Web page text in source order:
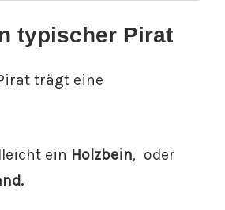
typischer Pirat
trägt eine
ein Holzbein, oder